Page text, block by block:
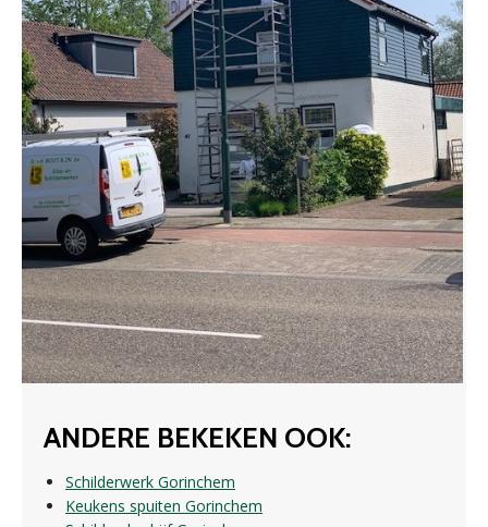
ANDERE BEKEKEN OOK:
Schilderwerk Gorinchem
Keukens spuiten Gorinchem